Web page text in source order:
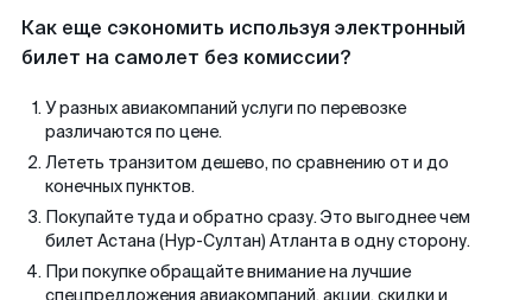
Как еще сэкономить используя электронный
билет на самолет без комиссии?
У разных авиакомпаний услуги по перевозке
различаются по цене.
Лететь транзитом дешево, по сравнению от и до
конечных пунктов.
Покупайте туда и обратно сразу. Это выгоднее чем
билет Астана (Нур-Султан) Атланта в одну сторону.
При покупке обращайте внимание на лучшие
спецпредложения авиакомпаний, акции, скидки и